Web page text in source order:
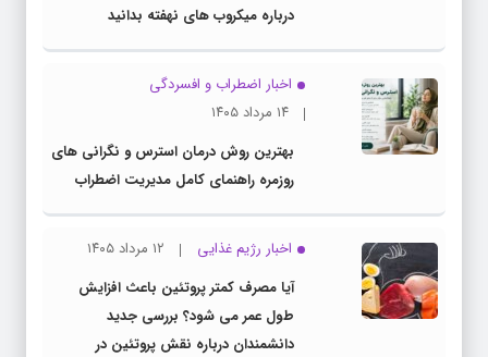
درباره میکروب های نهفته بدانید
اخبار اضطراب و افسردگی
۱۴ مرداد ۱۴۰۵
بهترین روش درمان استرس و نگرانی های
روزمره راهنمای کامل مدیریت اضطراب
اخبار رژیم غذایی
۱۲ مرداد ۱۴۰۵
آیا مصرف کمتر پروتئین باعث افزایش
طول عمر می شود؟ بررسی جدید
دانشمندان درباره نقش پروتئین در